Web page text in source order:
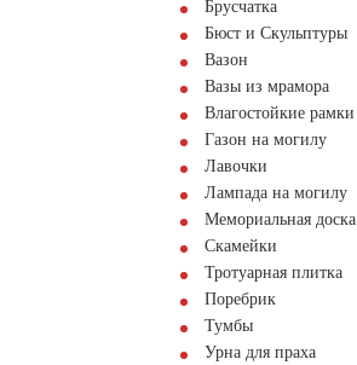
Брусчатка
Бюст и Скульптуры
Вазон
Вазы из мрамора
Влагостойкие рамки
Газон на могилу
Лавочки
Лампада на могилу
Мемориальная доска
Скамейки
Тротуарная плитка
Поребрик
Тумбы
Урна для праха